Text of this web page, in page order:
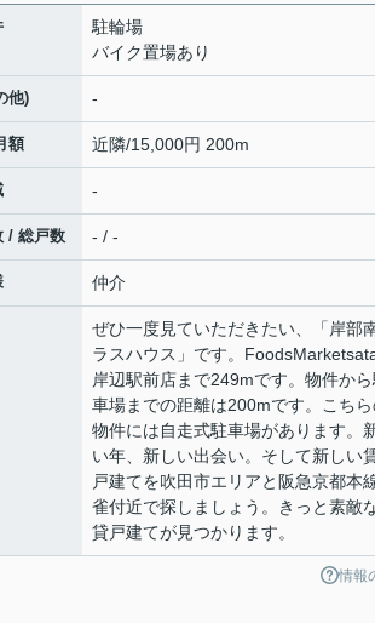
駐輪場
バイク置場あり
他) -
額 近隣/15,000円 200m
-
/ 総戸数 - / -
仲介
ぜひ一度見ていただきたい、「岸部
ラスハウス」です。
岸辺駅前店まで249mです。物件から
車場までの距離は200mです。こち
物件には自走式駐車場があります。
い年、新しい出会い。そして新しい
戸建てを吹田市エリアと阪急京都本
雀付近で探しましょう。きっと素敵
貸戸建てが見つかります。
情報